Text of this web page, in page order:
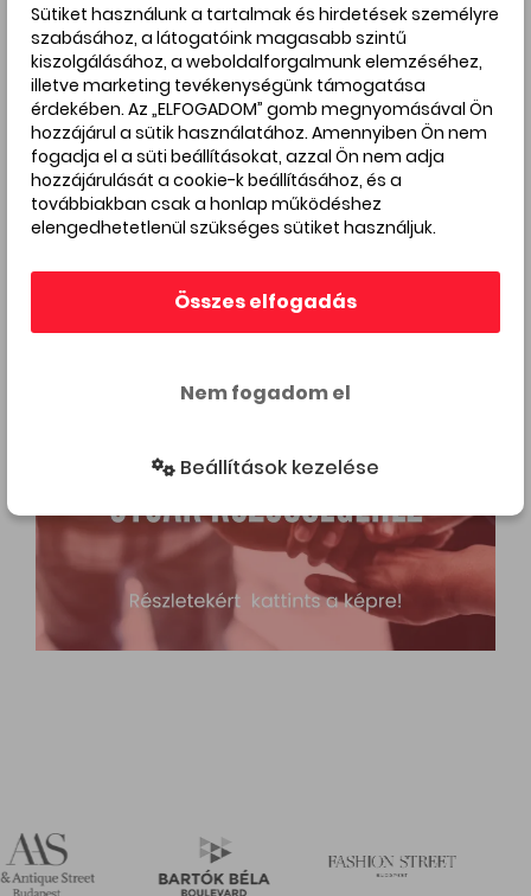
Érintett utcák:Margit-negyed
Hirdetés
Sütiket használunk a tartalmak és hirdetések személyre
szabásához, a látogatóink magasabb szintű
kiszolgálásához, a weboldalforgalmunk elemzéséhez,
illetve marketing tevékenységünk támogatása
érdekében. Az „ELFOGADOM” gomb megnyomásával Ön
hozzájárul a sütik használatához. Amennyiben Ön nem
fogadja el a süti beállításokat, azzal Ön nem adja
hozzájárulását a cookie-k beállításához, és a
továbbiakban csak a honlap működéshez
elengedhetetlenül szükséges sütiket használjuk.
Összes elfogadás
Nem fogadom el
Beállítások kezelése